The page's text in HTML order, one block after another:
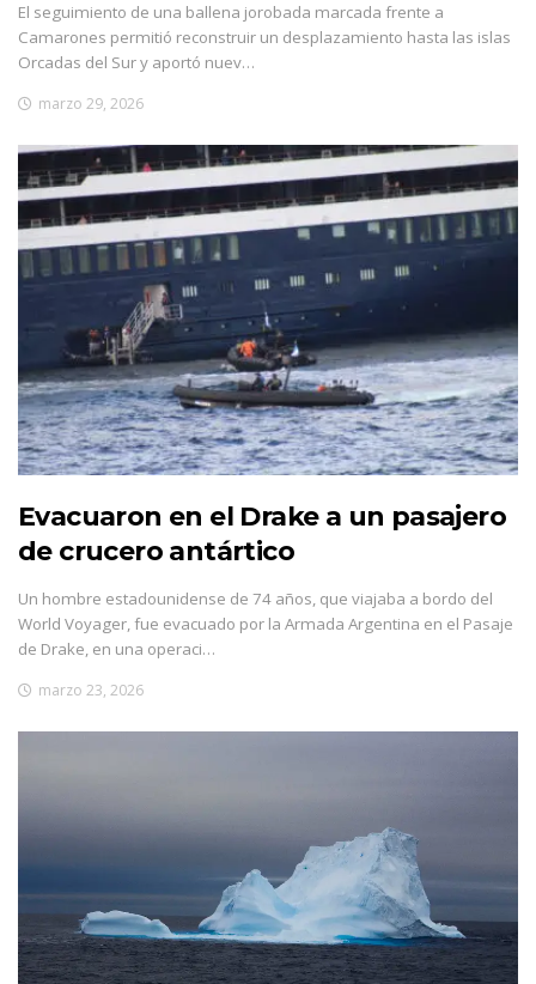
El seguimiento de una ballena jorobada marcada frente a
Camarones permitió reconstruir un desplazamiento hasta las islas
Orcadas del Sur y aportó nuev…
marzo 29, 2026
Evacuaron en el Drake a un pasajero
de crucero antártico
Un hombre estadounidense de 74 años, que viajaba a bordo del
World Voyager, fue evacuado por la Armada Argentina en el Pasaje
de Drake, en una operaci…
marzo 23, 2026